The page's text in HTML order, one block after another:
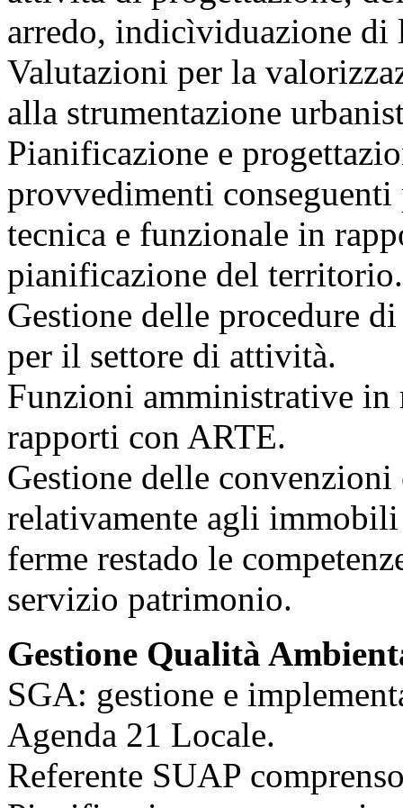
arredo, indicìviduazione di
Valutazioni per la
alla strumentazione
Pianificazione e
provvedimenti
tecnica e funzionale in
pianificazione del territorio.
Gestione delle procedure
per il settore di attività.
Funzioni amministrative in
rapporti con ARTE.
Gestione delle
relativamente agli
ferme restado le
servizio patrimonio.
Gestione Qualità
SGA: gestione e
Agenda 21 Locale.
Referente SUAP